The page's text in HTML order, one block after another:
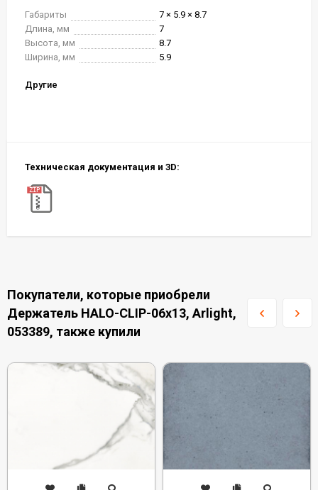
Габариты
7 × 5.9 × 8.7
Длина, мм
7
Высота, мм
8.7
Ширина, мм
5.9
Другие
Техническая документация и 3D:
Покупатели, которые приобрели
Держатель HALO-CLIP-06x13, Arlight,
053389, также купили